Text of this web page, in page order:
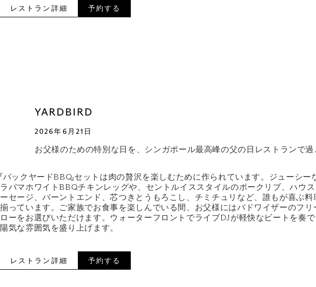
レストラン詳細 予約する
YARDBIRD
2026年6月21日
お父様のための特別な日を、シンガポール最高峰の父の日レストランで
「バックヤードBBQ」セットは肉の贅沢を楽しむために作られています。ジューシー
ラバマホワイトBBQチキンレッグや、セントルイススタイルのポークリブ、ハウス
ーセージ、バーントエンド、芯つきとうもろこし、チミチュリなど、誰もが喜ぶ料
揃っています。ご家族でお食事を楽しんでいる間、お父様にはバドワイザーのフリ
ローをお選びいただけます。ウォーターフロントでライブDJが軽快なビートを奏で
陽気な雰囲気を盛り上げます。
レストラン詳細 予約する